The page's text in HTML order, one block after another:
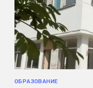
ОБРАЗОВАНИЕ